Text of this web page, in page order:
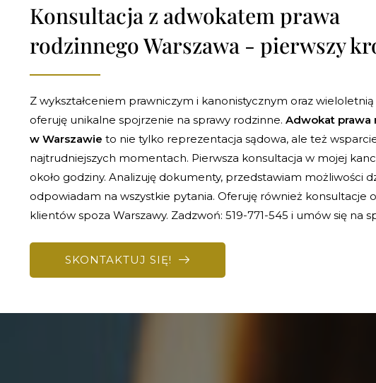
Konsultacja z adwokatem prawa
rodzinnego Warszawa - pierwszy
Z wykształceniem prawniczym i kanonistycznym oraz
oferuję unikalne spojrzenie na sprawy rodzinne. Adwokat prawa
w Warszawie to nie tylko reprezentacja sądowa, ale też
najtrudniejszych momentach. Pierwsza konsultacja w mojej
około godziny. Analizuję dokumenty, przedstawiam możliwości
odpowiadam na wszystkie pytania. Oferuję również konsultacje
klientów spoza Warszawy. Zadzwoń: 519-771-545 i umów się na
SKONTAKTUJ SIĘ!